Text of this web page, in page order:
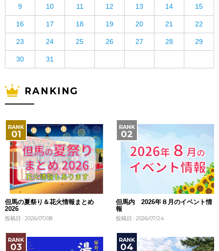
9 10 11 12 13 14 15
16 17 18 19 20 21 22
23 24 25 26 27 28 29
30 31
RANKING
但馬の夏祭り＆花火情報まとめ
2026
投稿日 : 2026/07/08
但馬内 2026年８月のイベント情
報
投稿日 : 2026/07/24